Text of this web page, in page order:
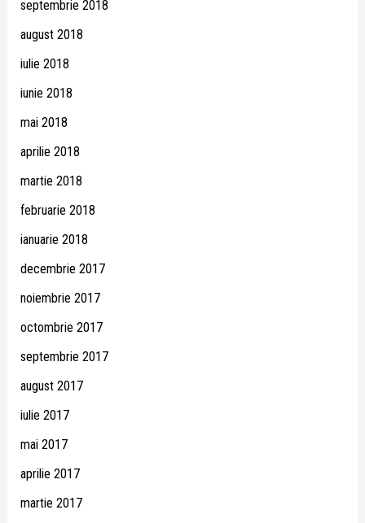
septembrie 2018
august 2018
iulie 2018
iunie 2018
mai 2018
aprilie 2018
martie 2018
februarie 2018
ianuarie 2018
decembrie 2017
noiembrie 2017
octombrie 2017
septembrie 2017
august 2017
iulie 2017
mai 2017
aprilie 2017
martie 2017